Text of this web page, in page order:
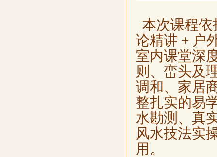
本次课程
论精讲 + 户
室内课堂深
则、峦头及
调和、家居
整扎实的易
水勘测、真
风水技法实
用。